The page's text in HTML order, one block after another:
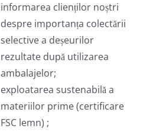
informarea clienților noștri
despre importanța colectării
selective a deșeurilor
rezultate după utilizarea
ambalajelor;
exploatarea sustenabilă a
materiilor prime (certificare
FSC lemn) ;